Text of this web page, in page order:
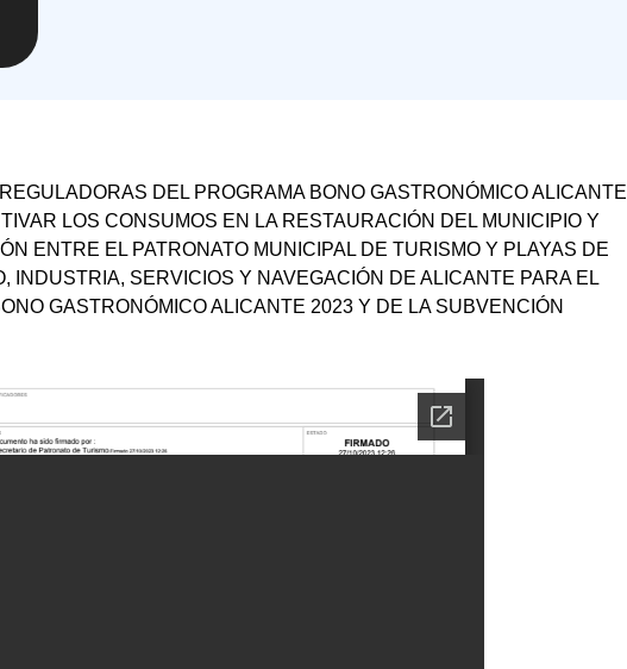
DEL PROGRAMA BONO GASTRONÓMICO ALICANTE
LOS CONSUMOS EN LA RESTAURACIÓN DEL MUNICIPIO Y
ENTRE EL PATRONATO MUNICIPAL DE TURISMO Y PLAYAS DE
INDUSTRIA, SERVICIOS Y NAVEGACIÓN DE ALICANTE PARA EL
GASTRONÓMICO ALICANTE 2023 Y DE LA SUBVENCIÓN